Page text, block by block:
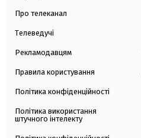
Про телеканал
Телеведучі
Рекламодавцям
Правила користування
Політика конфіденційності
Політика використання
штучного інтелекту